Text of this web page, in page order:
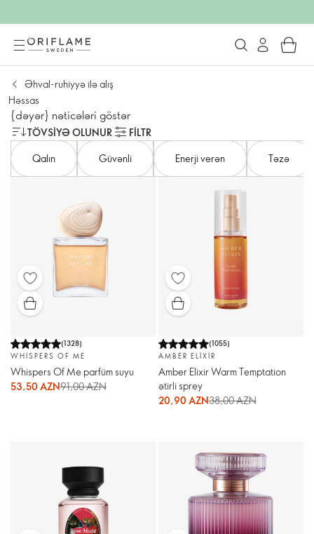
Əhval-ruhiyyə ilə alış
Həssas
{dəyər} nəticələri göstər
TÖVSIYƏ OLUNUR
FILTR
Qalın
Güvənli Enerji verən Təzə
(1328)
WHISPERS OF ME
Whispers Of Me parfüm suyu
53,50 AZN91,00 AZN
(1055)
AMBER ELIXIR
Amber Elixir Warm Temptation
ətirli sprey
20,90 AZN38,00 AZN